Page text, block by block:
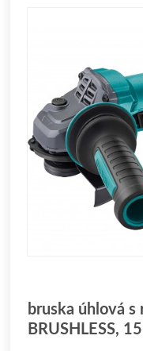
bruska úhlová
BRUSHLESS,